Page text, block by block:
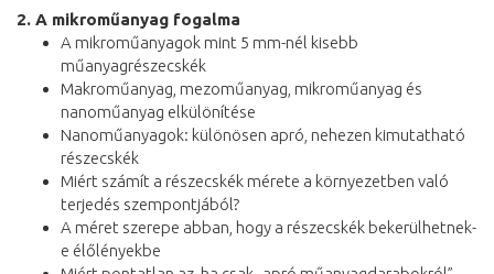
2. A mikroműanyag fogalma
A mikroműanyagok mint 5 mm-nél kisebb
műanyagrészecskék
Makroműanyag, mezoműanyag, mikroműanyag és
nanoműanyag elkülönítése
Nanoműanyagok: különösen apró, nehezen kimutatható
részecskék
Miért számít a részecskék mérete a környezetben való
terjedés szempontjából?
A méret szerepe abban, hogy a részecskék bekerülhetnek-
e élőlényekbe